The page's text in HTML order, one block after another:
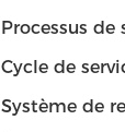
Processus de
Cycle de
Système de